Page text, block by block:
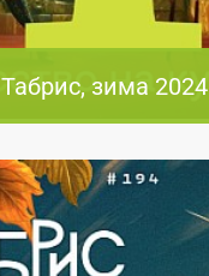
Табрис, зима 2024